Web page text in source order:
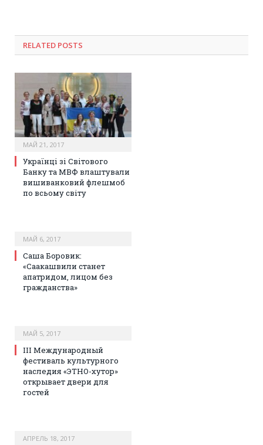
RELATED POSTS
МАЙ 21, 2017
Українці зі Світового
Банку та МВФ влаштували
вишиванковий флешмоб
по всьому світу
МАЙ 6, 2017
Саша Боровик:
«Саакашвили станет
апатридом, лицом без
гражданства»
МАЙ 5, 2017
III Международный
фестиваль культурного
наследия «ЭТНО-хутор»
открывает двери для
гостей
АПРЕЛЬ 18, 2017